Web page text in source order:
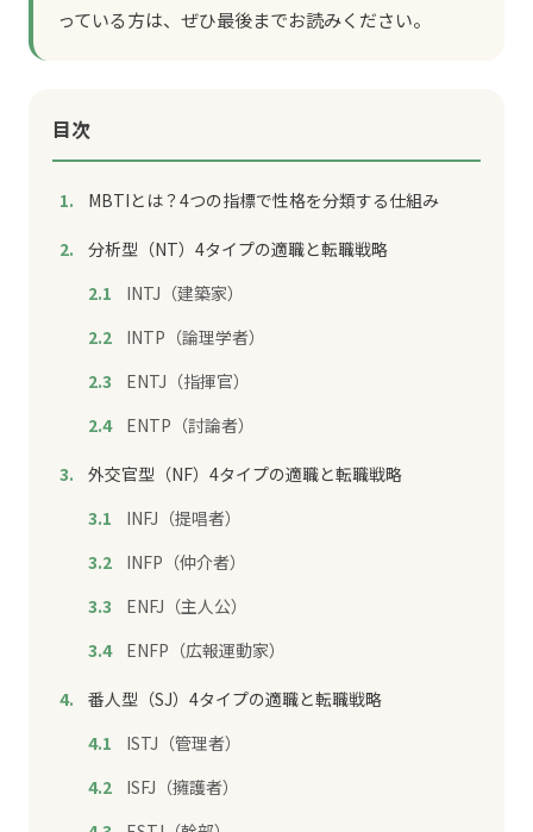
っている方は、ぜひ最後までお読みください。
目次
MBTIとは？4つの指標で性格を分類する仕組み
分析型（NT）4タイプの適職と転職戦略
INTJ（建築家）
INTP（論理学者）
ENTJ（指揮官）
ENTP（討論者）
外交官型（NF）4タイプの適職と転職戦略
INFJ（提唱者）
INFP（仲介者）
ENFJ（主人公）
ENFP（広報運動家）
番人型（SJ）4タイプの適職と転職戦略
ISTJ（管理者）
ISFJ（擁護者）